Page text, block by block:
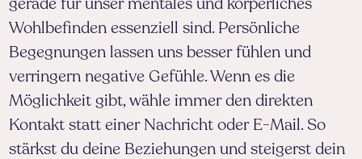
gerade für unser mentales und körperliches
Wohlbefinden essenziell sind. Persönliche
Begegnungen lassen uns besser fühlen und
verringern negative Gefühle. Wenn es die
Möglichkeit gibt, wähle immer den direkten
Kontakt statt einer Nachricht oder E-Mail. So
stärkst du deine Beziehungen und steigerst dein